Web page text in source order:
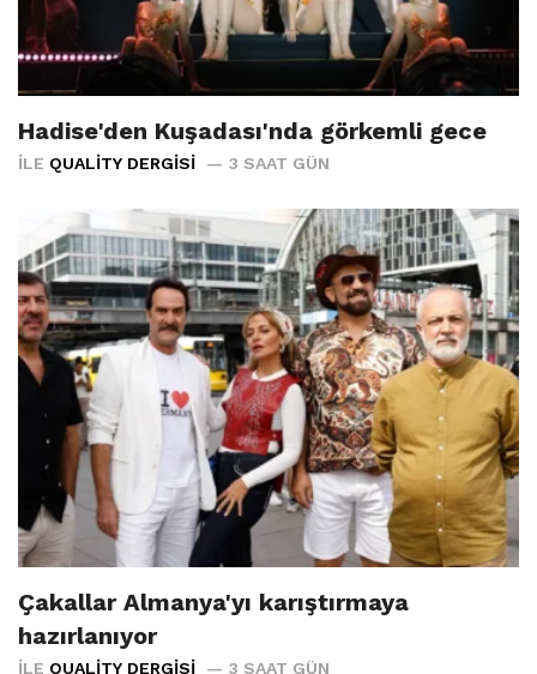
Hadise'den Kuşadası'nda görkemli gece
İLE QUALITY DERGISI 3 SAAT GÜN
Çakallar Almanya'yı karıştırmaya
hazırlanıyor
İLE QUALITY DERGISI 3 SAAT GÜN